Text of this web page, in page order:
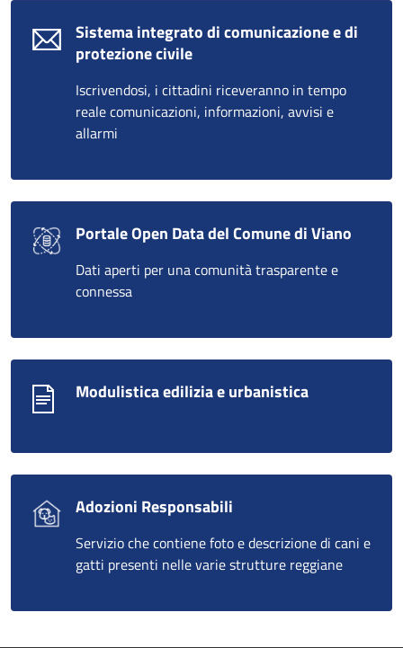
Sistema integrato di comunicazione e di
protezione civile
Iscrivendosi, i cittadini riceveranno in tempo
reale comunicazioni, informazioni, avvisi e
allarmi
Portale Open Data del Comune di Viano
Dati aperti per una comunità trasparente e
connessa
Modulistica edilizia e urbanistica
Adozioni Responsabili
Servizio che contiene foto e descrizione di cani e
gatti presenti nelle varie strutture reggiane